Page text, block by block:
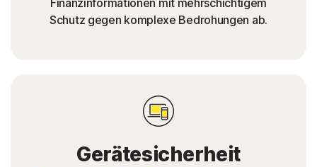
Schutz gegen komplexe Bedrohungen ab.
Gerätesicherheit